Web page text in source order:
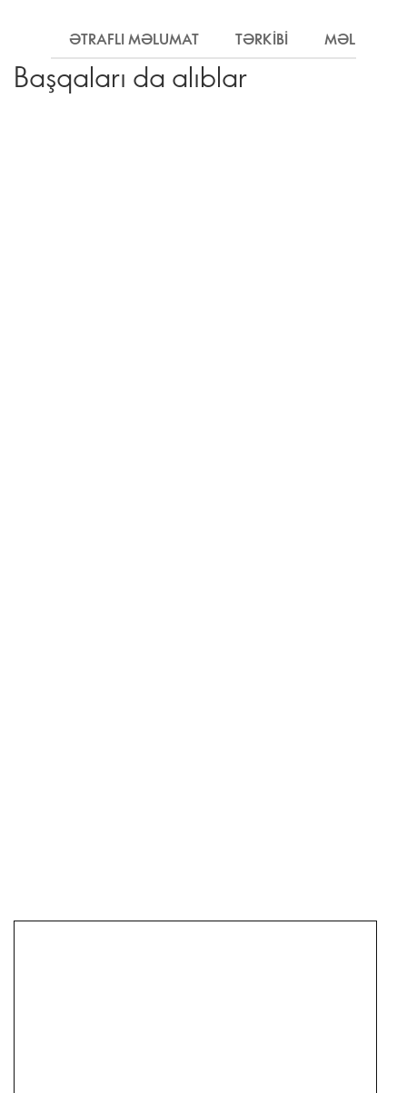
ƏTRAFLI MƏLUMAT TƏRKIBI MƏLUMAT
Başqaları da alıblar